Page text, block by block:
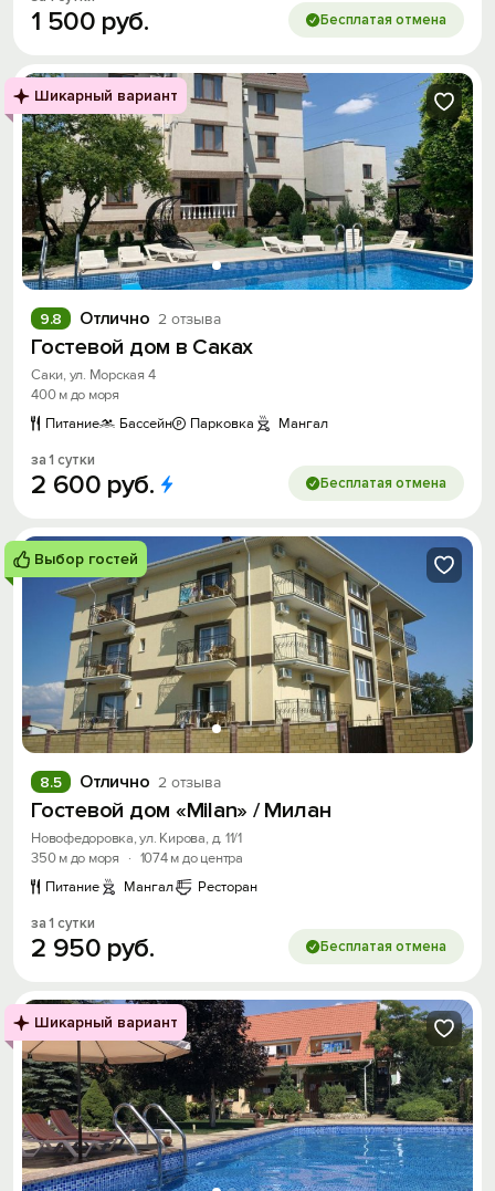
1 500 руб. Бесплатая отмена
Шикарный вариант
Отлично 2 отзыва
9.8
Гостевой дом в Саках
Саки, ул. Морская 4
400 м до моря
Питание
Бассейн Парковка Мангал
за 1 сутки
2 600 руб. Бесплатая отмена
Выбор гостей
Отлично 2 отзыва
8.5
Гостевой дом «Milan» / Милан
Новофедоровка, ул. Кирова, д. 11/1
350 м до моря
· 1074 м до центра
Питание
Мангал Ресторан
за 1 сутки
2 950 руб. Бесплатая отмена
Шикарный вариант